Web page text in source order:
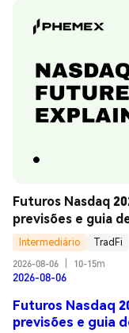
Futuros Nasdaq
previsões e guia
Intermediário
TradFi
2026-08-06
10-15m
2026-08-06
Futuros Nasdaq
previsões e guia